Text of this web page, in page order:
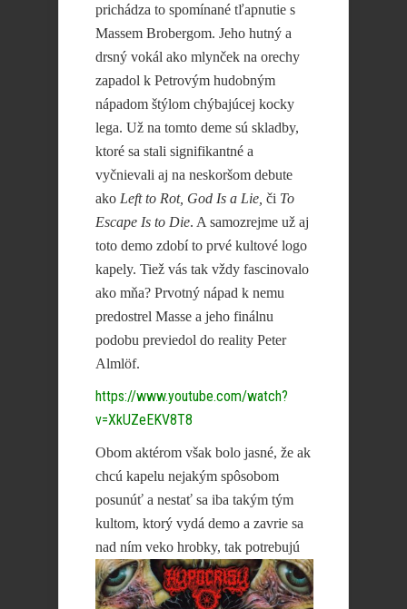
prichádza to spomínané tľapnutie s
Massem Brobergom. Jeho hutný a
drsný vokál ako mlynček na orechy
zapadol k Petrovým hudobným
nápadom štýlom chýbajúcej kocky
lega. Už na tomto deme sú skladby,
ktoré sa stali signifikantné a
vyčnievali aj na neskoršom debute
ako Left to Rot, God Is a Lie, či To
Escape Is to Die. A samozrejme už aj
toto demo zdobí to prvé kultové logo
kapely. Tiež vás tak vždy fascinovalo
ako mňa? Prvotný nápad k nemu
predostrel Masse a jeho finálnu
podobu previedol do reality Peter
Almlöf.
https://www.youtube.com/watch?
v=XkUZeEKV8T8
Obom aktérom však bolo jasné, že ak
chcú kapelu nejakým spôsobom
posunúť a nestať sa iba takým tým
kultom, ktorý vydá demo a zavrie sa
nad ním veko hrobky, tak potrebujú